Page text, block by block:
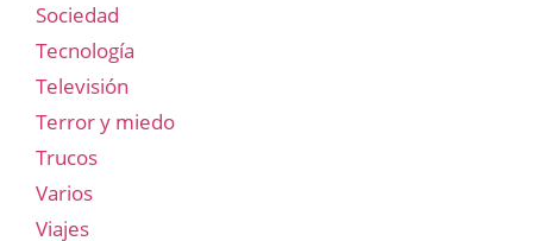
Sociedad
Tecnología
Televisión
Terror y miedo
Trucos
Varios
Viajes